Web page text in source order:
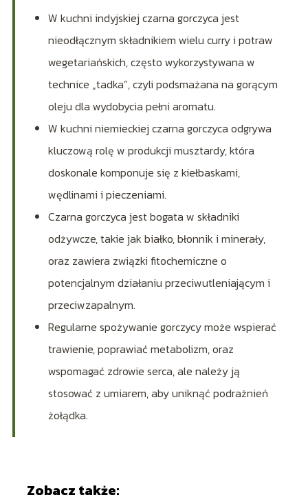
W kuchni indyjskiej czarna gorczyca jest
nieodłącznym składnikiem wielu curry i potraw
wegetariańskich, często wykorzystywana w
technice „tadka”, czyli podsmażana na gorącym
oleju dla wydobycia pełni aromatu.
W kuchni niemieckiej czarna gorczyca odgrywa
kluczową rolę w produkcji musztardy, która
doskonale komponuje się z kiełbaskami,
wędlinami i pieczeniami.
Czarna gorczyca jest bogata w składniki
odżywcze, takie jak białko, błonnik i minerały,
oraz zawiera związki fitochemiczne o
potencjalnym działaniu przeciwutleniającym i
przeciwzapalnym.
Regularne spożywanie gorczycy może wspierać
trawienie, poprawiać metabolizm, oraz
wspomagać zdrowie serca, ale należy ją
stosować z umiarem, aby uniknąć podrażnień
żołądka.
Zobacz także: